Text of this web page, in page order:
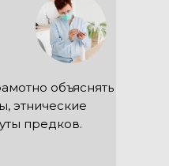
объяснять
этнические
предков.